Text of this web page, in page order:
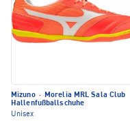
Mizuno · Morelia MRL Sala Club
Hallenfußballschuhe
Unisex